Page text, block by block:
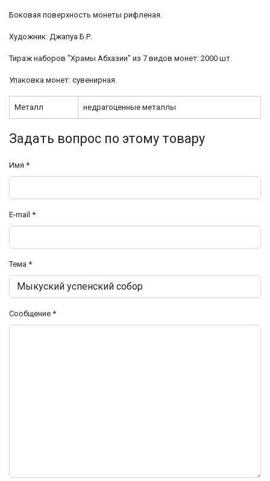
Боковая поверхность монеты рифленая.
Художник: Джапуа Б.Р.
Тираж наборов "Храмы Абхазии" из 7 видов монет: 2000 шт.
Упаковка монет: сувенирная.
Металл недрагоценные металлы
Задать вопрос по этому товару
Имя *
E-mail *
Тема *
Сообщение *